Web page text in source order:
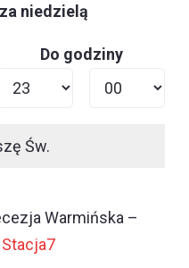
niedzielą
Do godziny
Św.
Warmińska –
Stacja7